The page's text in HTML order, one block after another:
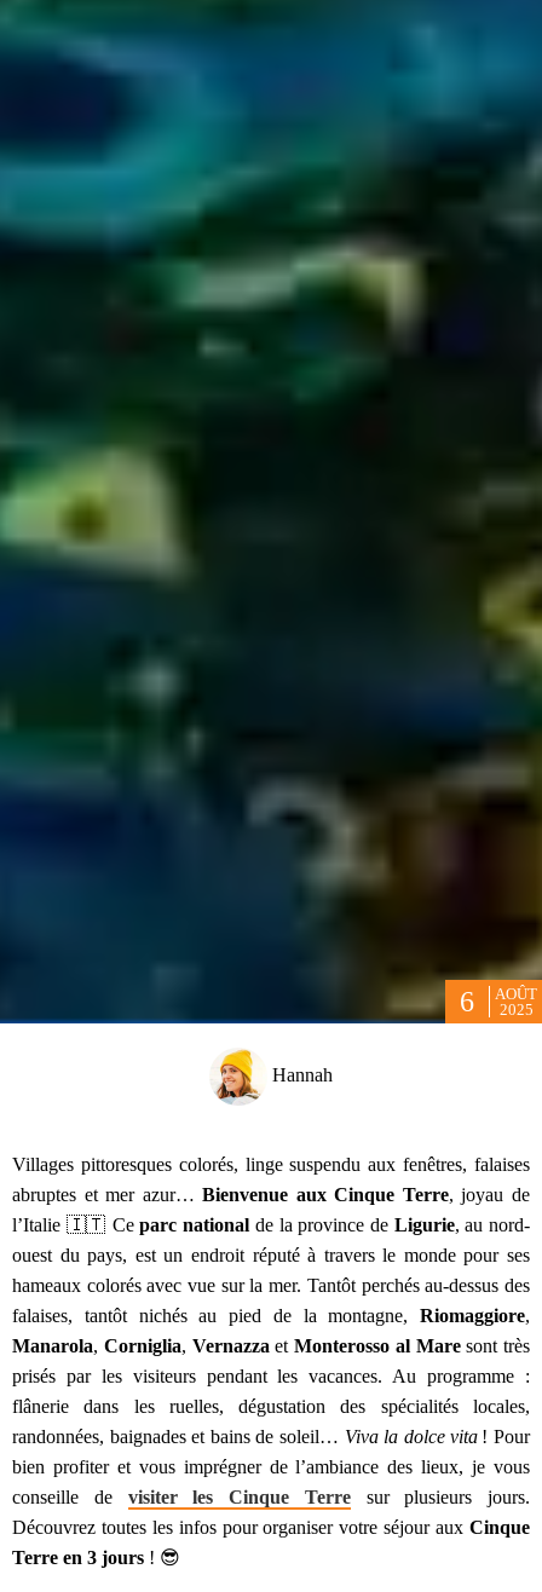
6
AOÛT
2025
Hannah
Villages pittoresques colorés, linge suspendu aux fenêtres, falaises
abruptes et mer azur…Bienvenue aux Cinque Terre, joyau de
l’Italie 🇮🇹 Ceparc national de la province de Ligurie, au nord-
ouest du pays, est un endroit réputé à travers le monde pour ses
hameaux colorés avec vue sur la mer. Tantôt perchés au-dessus des
falaises, tantôt nichés au pied de la montagne, Riomaggiore,
Manarola, Corniglia, Vernazza et Monterosso al Maresont très
prisés par les visiteurs pendant les vacances. Au programme :
flânerie dans les ruelles, dégustation des spécialités locales,
randonnées, baignades et bains de soleil… Viva la dolce vita ! Pour
bien profiter et vous imprégner de l’ambiance des lieux, je vous
conseille de visiter les Cinque Terresur plusieurs jours.
Découvrez toutes les infos pour organiser votre séjour aux Cinque
Terre en 3 jours ! 😎